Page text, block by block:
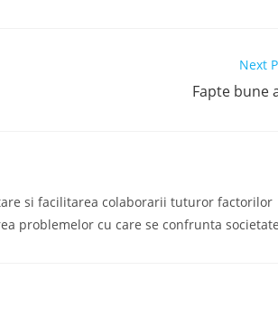
Next
Fapte bune
si facilitarea colaborarii tuturor factorilor
problemelor cu care se confrunta